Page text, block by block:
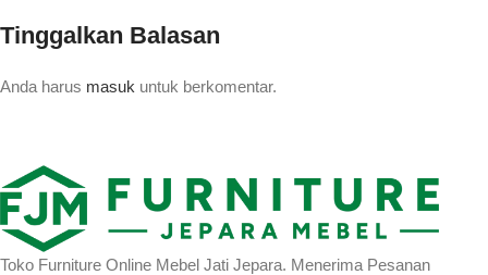
Tinggalkan Balasan
Anda harus masuk untuk berkomentar.
Toko Furniture Online Mebel Jati Jepara. Menerima Pesanan